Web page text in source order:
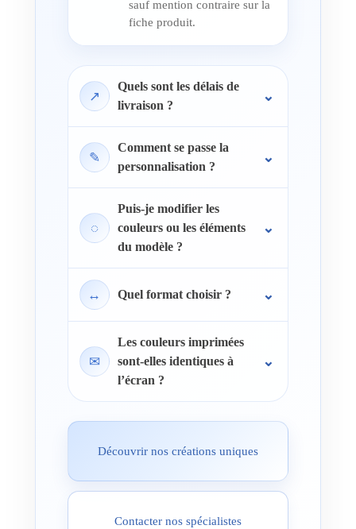
sauf mention contraire sur la
fiche produit.
↗
Quels sont les délais de
livraison ?
✎
Comment se passe la
personnalisation ?
◌
Puis-je modifier les
couleurs ou les éléments
du modèle ?
↔ Quel format choisir ?
✉
Les couleurs imprimées
sont-elles identiques à
l’écran ?
Découvrir nos créations uniques
Contacter nos spécialistes